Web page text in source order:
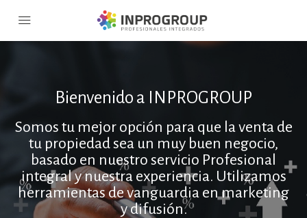
Bienvenido a INPROGROUP
Somos tu mejor opción para que la venta de
tu propiedad sea un muy buen negocio,
basado en nuestro servicio Profesional
integral y nuestra experiencia. Utilizamos
herramientas de vanguardia en marketing
y difusión.